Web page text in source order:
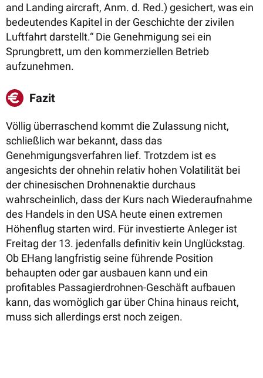
and Landing aircraft, Anm. d. Red.) gesichert, was ein
bedeutendes Kapitel in der Geschichte der zivilen
Luftfahrt darstellt.“ Die Genehmigung sei ein
Sprungbrett, um den kommerziellen Betrieb
aufzunehmen.
Fazit
Völlig überraschend kommt die Zulassung nicht,
schließlich war bekannt, dass das
Genehmigungsverfahren lief. Trotzdem ist es
angesichts der ohnehin relativ hohen Volatilität bei
der chinesischen Drohnenaktie durchaus
wahrscheinlich, dass der Kurs nach Wiederaufnahme
des Handels in den USA heute einen extremen
Höhenflug starten wird. Für investierte Anleger ist
Freitag der 13. jedenfalls definitiv kein Unglückstag.
Ob EHang langfristig seine führende Position
behaupten oder gar ausbauen kann und ein
profitables Passagierdrohnen-Geschäft aufbauen
kann, das womöglich gar über China hinaus reicht,
muss sich allerdings erst noch zeigen.